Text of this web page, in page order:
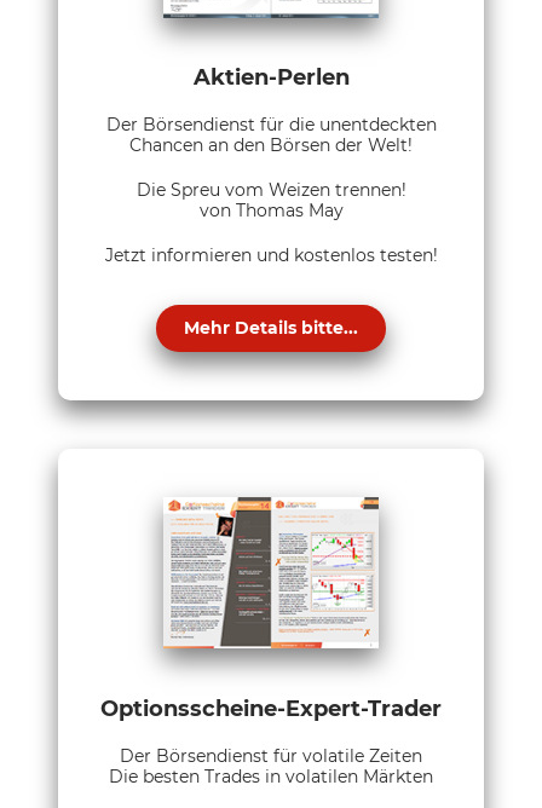
Aktien-Perlen
Der Börsendienst für die unentdeckten
Chancen an den Börsen der Welt!
Die Spreu vom Weizen trennen!
von Thomas May
Jetzt informieren und kostenlos testen!
Mehr Details bitte...
Optionsscheine-Expert-Trader
Der Börsendienst für volatile Zeiten
Die besten Trades in volatilen Märkten